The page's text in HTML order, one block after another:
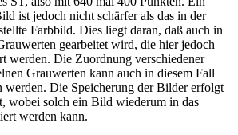
ist jedoch nicht schärfer als das in der
Farbbild. Dies liegt daran, daß auch in
gearbeitet wird, die hier jedoch
werden. Die Zuordnung verschiedener
Grauwerten kann auch in diesem Fall
werden. Die Speicherung der Bilder erfolgt
wobei solch ein Bild wiederum in das
werden kann.